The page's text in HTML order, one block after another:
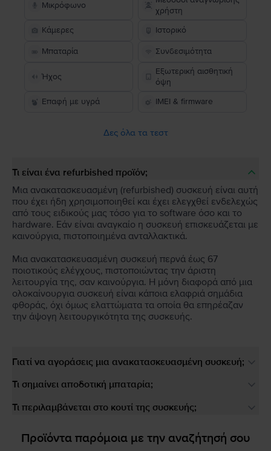
Μικρόφωνο
χρήστη
Κάμερες
Ιστορικό
Μπαταρία Συνδεσιμότητα
Ήχος
Εξωτερική αισθητική
όψη
Επαφή με υγρά
IMEI & firmware
Δες όλα τα τεστ
Τι είναι ένα refurbished προϊόν;
Μια ανακατασκευασμένη (refurbished) συσκευή είναι αυτή
που έχει ήδη χρησιμοποιηθεί και έχει ελεγχθεί ενδελεχώς
από τους ειδικούς μας τόσο για το software όσο και το
hardware. Εάν είναι αναγκαίο η συσκευή επισκευάζεται με
καινούργια, πιστοποιημένα ανταλλακτικά.
Μια ανακατασκευασμένη συσκευή περνά έως 67
ποιοτικούς ελέγχους, πιστοποιώντας την άριστη
λειτουργία της, σαν καινούργια. Η μόνη διαφορά από μια
ολοκαίνουργια συσκευή είναι κάποια ελαφριά σημάδια
φθοράς, όχι όμως ελαττώματα τα οποία θα επηρέαζαν
την άψογη λειτουργικότητα της συσκευής.
Γιατί να αγοράσεις μια ανακατασκευασμένη συσκευή;
Τι σημαίνει αποδοτική μπαταρία;
Τι περιλαμβάνεται στο κουτί της συσκευής;
Προϊόντα παρόμοια με την αναζήτησή σου